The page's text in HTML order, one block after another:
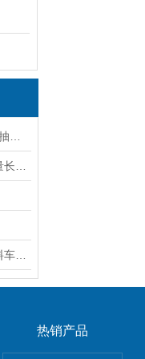
热销产品